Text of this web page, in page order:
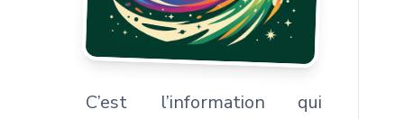
C’est l’information qui